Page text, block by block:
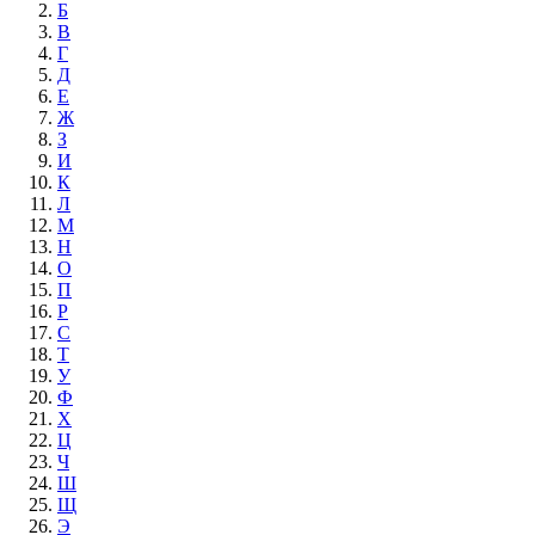
Б
В
Г
Д
Е
Ж
З
И
К
Л
М
Н
О
П
Р
С
Т
У
Ф
Х
Ц
Ч
Ш
Щ
Э